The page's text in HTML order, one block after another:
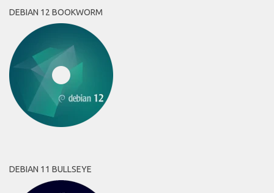
DEBIAN 12 BOOKWORM
DEBIAN 11 BULLSEYE